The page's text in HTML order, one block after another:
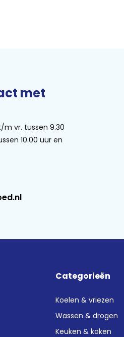
met
m vr. tussen 9.30
10.00 uur en
Categorieën
Koelen & vriezen
Wassen & drogen
Keuken & koken